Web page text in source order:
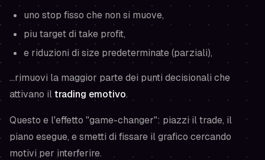
uno stop fisso che non si muove,
piu target di take profit,
e riduzioni di size predeterminate (parziali),
...rimuovi la maggior parte dei punti decisionali che
attivano iltrading emotivo.
Questo e l'effetto "game-changer": piazzi il trade, il
piano esegue, e smetti di fissare il grafico cercando
motivi per interferire.